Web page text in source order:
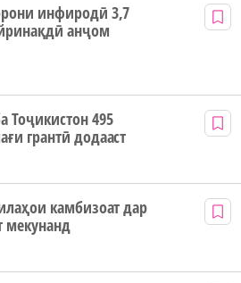
инфиродӣ 3,7
анҷом
Тоҷикистон 495
грантӣ додааст
камбизоат дар
мекунанд